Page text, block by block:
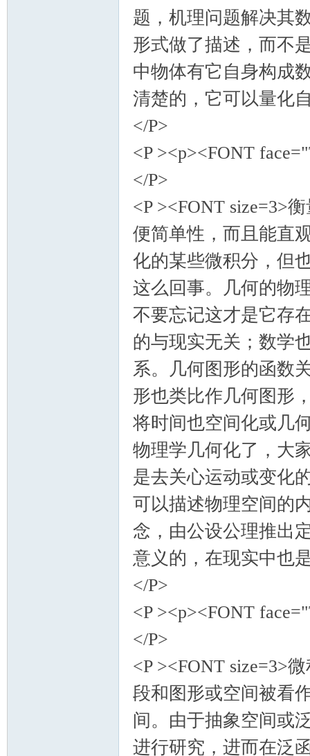
题，机理问题解决其
形式做了描述，而不
中物体有它自身构成
清楚的，它可以量化
</P>
<P ><p><FONT
</P>
<P ><FONT size=3>
便简单性，而且能直
化的某些微积分，但
这么回事。几何的物
不要忘记这才是它存
的与现实无关；数学
系。几何图形的函数
形也类比作几何图形
将时间也空间化或几
物理学几何化了，大
是去关心运动或变化
可以描述物理空间的
念，由公设公理推出
意义的，在现实中也
</P>
<P ><p><FONT
</P>
<P ><FONT size=3>
段和图形或空间被看
间。由于抽象空间或
进行研究，进而在泛